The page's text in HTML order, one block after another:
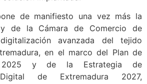
de manifiesto una vez más la
de la Cámara de Comercio de
avanzada del tejido
en el marco del Plan de
2025 y de la Estrategia de
Digital de Extremadura 2027,